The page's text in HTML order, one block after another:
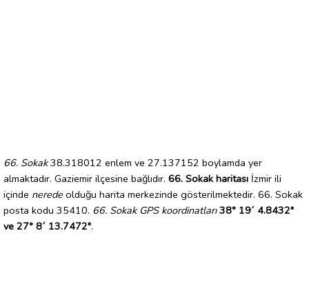
66. Sokak38.318012 enlem ve 27.137152 boylamda yer
almaktadır. Gaziemir ilçesine bağlıdır. 66. Sokak haritası İzmir ili
içinde nerede olduğu harita merkezinde gösterilmektedir. 66. Sokak
posta kodu 35410. 66. Sokak GPS koordinatları 38° 19´ 4.8432"
ve 27° 8´ 13.7472".